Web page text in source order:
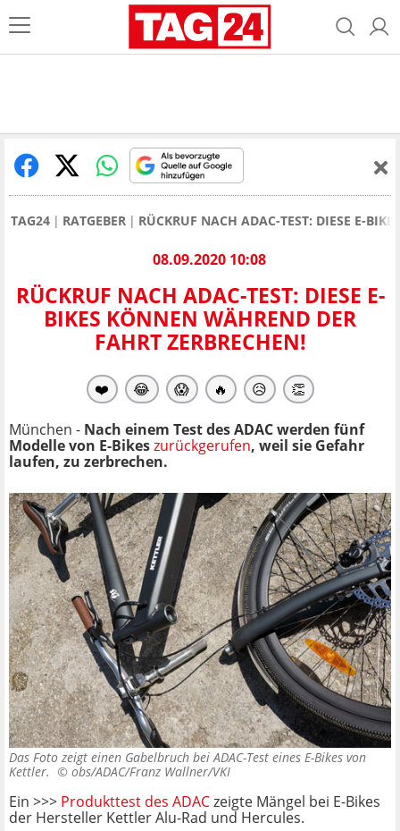
TAG24 RATGEBER RÜCKRUF NACH ADAC-TEST: DIESE E-
08.09.2020 10:08
RÜCKRUF NACH ADAC-TEST: DIESE E-
BIKES KÖNNEN WÄHREND DER
FAHRT ZERBRECHEN!
❤️ 😂 😱 🔥 😥 👏
München - Nach einem Test des ADAC werden fünf
Modelle von E-Bikeszurückgerufen, weil sie Gefahr
laufen, zu zerbrechen.
Das Foto zeigt einen Gabelbruch bei ADAC-Test eines E-Bikes von
Kettler. © obs/ADAC/Franz Wallner/VKI
Ein >>> Produkttest des ADACzeigte Mängel bei E-Bikes
der Hersteller Kettler Alu-Rad und Hercules.